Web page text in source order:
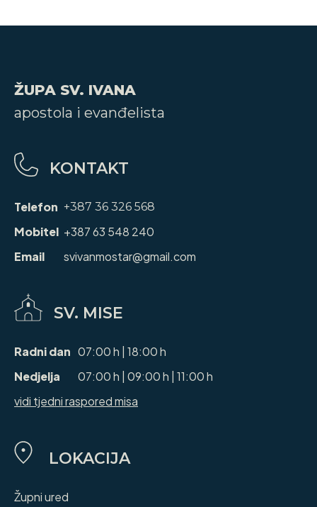
ŽUPA SV. IVANA
apostola i evanđelista
KONTAKT
Telefon +387 36 326 568
Mobitel +387 63 548 240
Email
svivanmostar@gmail.com
SV. MISE
Radni dan 07:00 h | 18:00 h
Nedjelja
07:00 h | 09:00 h | 11:00 h
vidi tjedni raspored misa
LOKACIJA
Župni ured